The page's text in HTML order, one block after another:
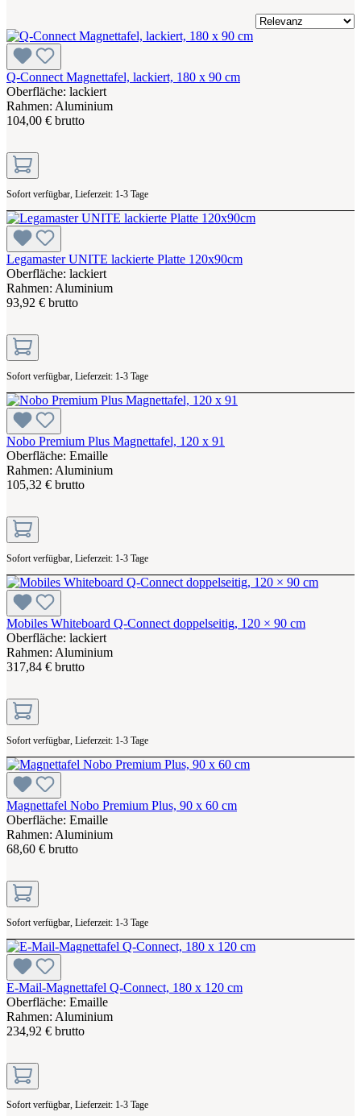
Q-Connect Magnettafel, lackiert, 180 x 90 cm
Oberfläche: lackiert
Rahmen: Aluminium
104,00 € brutto
Sofort verfügbar, Lieferzeit: 1-3 Tage
Legamaster UNITE lackierte Platte 120x90cm
Oberfläche: lackiert
Rahmen: Aluminium
93,92 € brutto
Sofort verfügbar, Lieferzeit: 1-3 Tage
Nobo Premium Plus Magnettafel, 120 x 91
Oberfläche: Emaille
Rahmen: Aluminium
105,32 € brutto
Sofort verfügbar, Lieferzeit: 1-3 Tage
Mobiles Whiteboard Q-Connect doppelseitig, 120 × 90 cm
Oberfläche: lackiert
Rahmen: Aluminium
317,84 € brutto
Sofort verfügbar, Lieferzeit: 1-3 Tage
Magnettafel Nobo Premium Plus, 90 x 60 cm
Oberfläche: Emaille
Rahmen: Aluminium
68,60 € brutto
Sofort verfügbar, Lieferzeit: 1-3 Tage
E-Mail-Magnettafel Q-Connect, 180 x 120 cm
Oberfläche: Emaille
Rahmen: Aluminium
234,92 € brutto
Sofort verfügbar, Lieferzeit: 1-3 Tage